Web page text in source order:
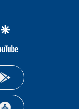
google
youtube-